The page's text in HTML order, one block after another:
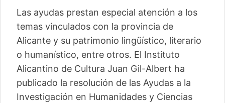
Las ayudas prestan especial atención a los
temas vinculados con la provincia de
Alicante y su patrimonio lingüístico, literario
o humanístico, entre otros. El Instituto
Alicantino de Cultura Juan Gil-Albert ha
publicado la resolución de las Ayudas a la
Investigación en Humanidades y Ciencias